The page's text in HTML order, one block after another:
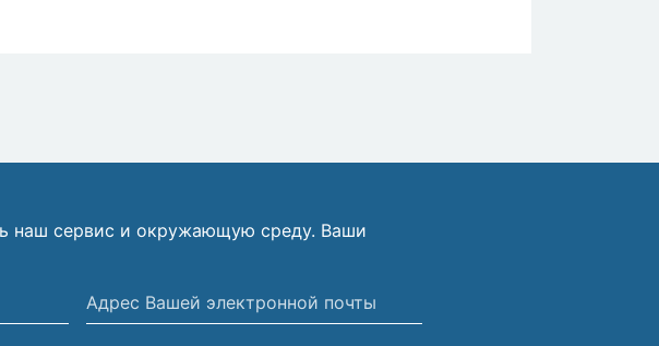
наш сервис и окружающую среду. Ваши
Адрес
Вашей